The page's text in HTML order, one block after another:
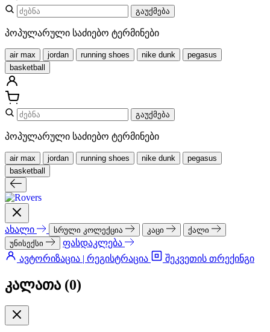
გაუქმება
პოპულარული საძიებო ტერმინები
air max jordan running shoes nike dunk
pegasus
basketball
გაუქმება
პოპულარული საძიებო ტერმინები
air max jordan running shoes nike dunk
pegasus
basketball
ახალი სრული კოლექცია კაცი
ქალი
უნისექსი
ფასდაკლება
ავტორიზაცია | რეგისტრაცია
შეკვეთის თრექინგი
კალათა (0)